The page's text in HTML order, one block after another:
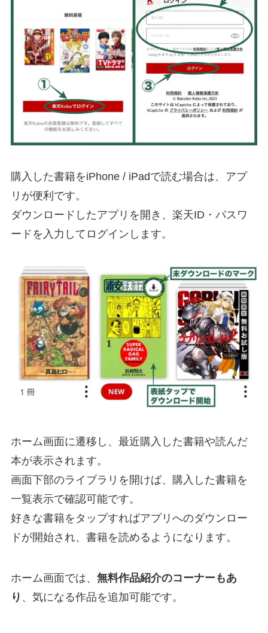
購入した書籍をiPhone / iPadで読む場合は、アプ
リが便利です。
ダウンロードしたアプリを開き、楽天ID・パスワ
ードを入力してログインします。
ホーム画面に遷移し、最近購入した書籍や読んだ
本が表示されます。
画面下部のライブラリを開けば、購入した書籍を
一覧表示で確認可能です。
好きな書籍をタップすればアプリへのダウンロー
ドが開始され、書籍を読めるようになります。
ホーム画面では、 無料作品紹介のコーナーもあ
り 、気になる作品を追加可能です。